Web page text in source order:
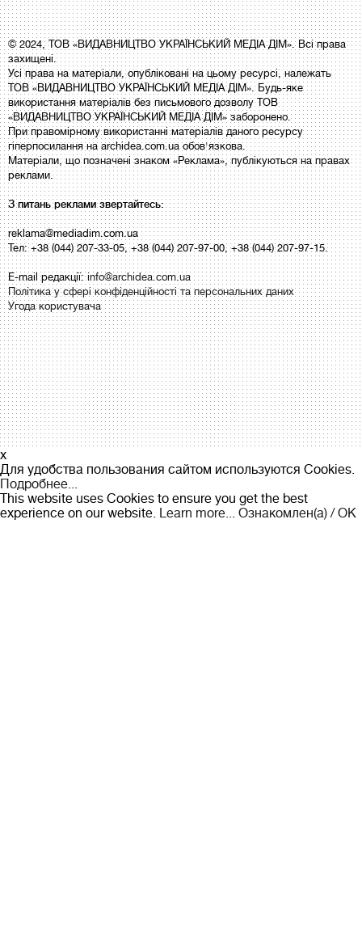
© 2024, ТОВ «ВИДАВНИЦТВО УКРАЇНСЬКИЙ МЕДІА ДІМ». Всі права
захищені.
Усі права на матеріали, опубліковані на цьому ресурсі, належать
ТОВ «ВИДАВНИЦТВО УКРАЇНСЬКИЙ МЕДІА ДІМ». Будь-яке
використання матеріалів без письмового дозволу ТОВ
«ВИДАВНИЦТВО УКРАЇНСЬКИЙ МЕДІА ДІМ» заборонено.
При правомірному використанні матеріалів даного ресурсу
гіперпосилання на archidea.com.ua обов'язкова.
Матеріали, що позначені знаком «Реклама», публікуються на правах
реклами.
З питань реклами звертайтесь:
reklama@mediadim.com.ua
Тел: +38 (044) 207-33-05, +38 (044) 207-97-00, +38 (044) 207-97-15.
E-mail редакції:info@archidea.com.ua
Політика у сфері конфіденційності та персональних даних
Угода користувача
x
Для удобства пользования сайтом используются Cookies.
Подробнее...
This website uses Cookies to ensure you get the best
experience on our website. Learn more... Ознакомлен(а) / OK